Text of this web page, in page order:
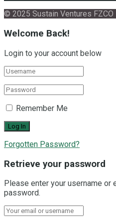
© 2025 Sustain Ventures FZCO
Welcome Back!
Login to your account below
Remember Me
Forgotten Password?
Retrieve your password
Please enter your username
password.